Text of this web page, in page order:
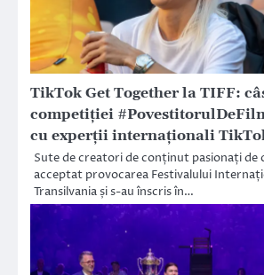
TikTok Get Together la TIFF:
competiției
cu experții internaționali
Sute de creatori de conținut pasionați de
acceptat provocarea Festivalului
Transilvania și s-au înscris în…